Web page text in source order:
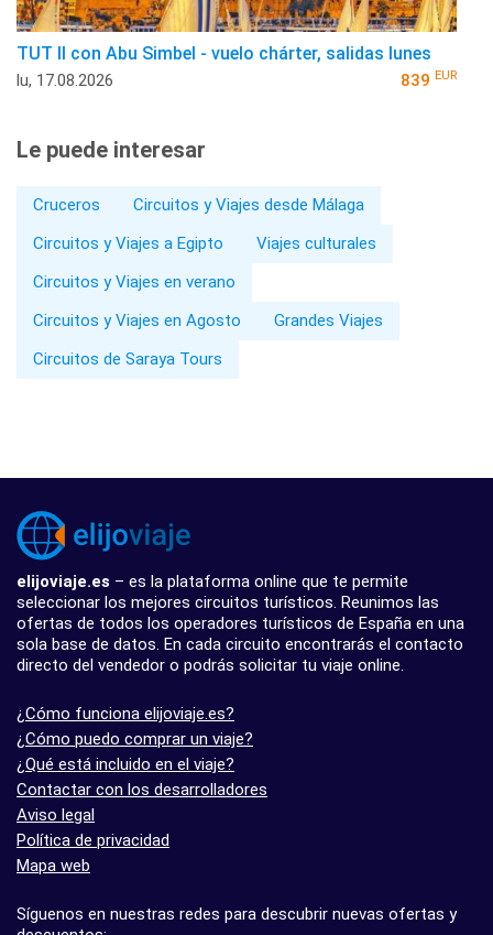
TUT II con Abu Simbel - vuelo chárter, salidas lunes
lu, 17.08.2026 839 EUR
Le puede interesar
Cruceros
Circuitos y Viajes desde Málaga
Circuitos y Viajes a Egipto
Viajes culturales
Circuitos y Viajes en verano
Circuitos y Viajes en Agosto
Grandes Viajes
Circuitos de Saraya Tours
elijoviaje.es – es la plataforma online que te permite
seleccionar los mejores circuitos turísticos. Reunimos las
ofertas de todos los operadores turísticos de España en una
sola base de datos. En cada circuito encontrarás el contacto
directo del vendedor o podrás solicitar tu viaje online.
¿Cómo funciona elijoviaje.es?
¿Cómo puedo comprar un viaje?
¿Qué está incluido en el viaje?
Contactar con los desarrolladores
Aviso legal
Política de privacidad
Mapa web
Síguenos en nuestras redes para descubrir nuevas ofertas y